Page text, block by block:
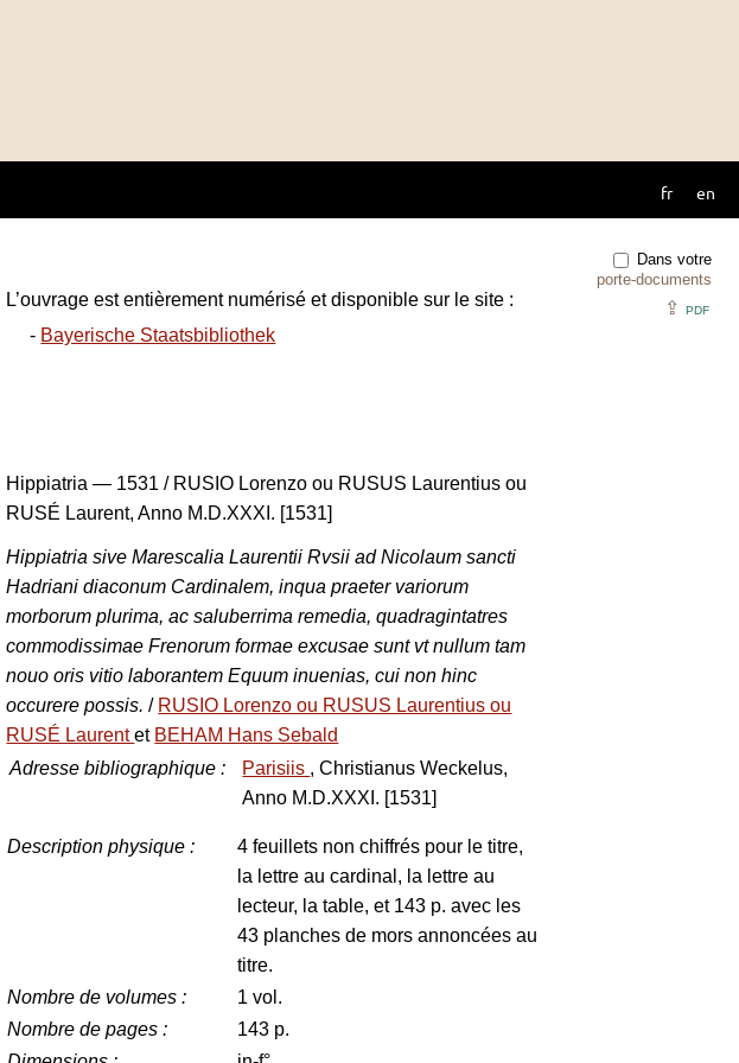
fr en
Dans votre
porte-documents
⇪ PDF
L’ouvrage est entièrement numérisé et disponible sur le site :
- Bayerische Staatsbibliothek
Hippiatria — 1531 / RUSIO Lorenzo ou RUSUS Laurentius ou
RUSÉ Laurent, Anno M.D.XXXI. [1531]
Hippiatria sive Marescalia Laurentii Rvsii ad Nicolaum sancti
Hadriani diaconum Cardinalem, inqua praeter variorum
morborum plurima, ac saluberrima remedia, quadragintatres
commodissimae Frenorum formae excusae sunt vt nullum tam
nouo oris vitio laborantem Equum inuenias, cui non hinc
occurere possis./ RUSIO Lorenzo ou RUSUS Laurentius ou
RUSÉ Laurentet BEHAM Hans Sebald
Adresse bibliographique : Parisiis , Christianus Weckelus,
Anno M.D.XXXI. [1531]
Description physique :
4 feuillets non chiffrés pour le titre,
la lettre au cardinal, la lettre au
lecteur, la table, et 143 p. avec les
43 planches de mors annoncées au
titre.
Nombre de volumes :
1 vol.
Nombre de pages :
143 p.